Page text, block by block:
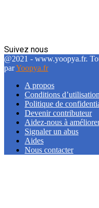
Suivez nous
Facebook
Twitter
Linkedin
@2021 - www.yoopya.fr.
parYoopya.fr
A propos
Conditions d’utilisation
Politique de
Devenir contributeur
Aidez-nous à
Signaler un abus
Aides
Nous contacter